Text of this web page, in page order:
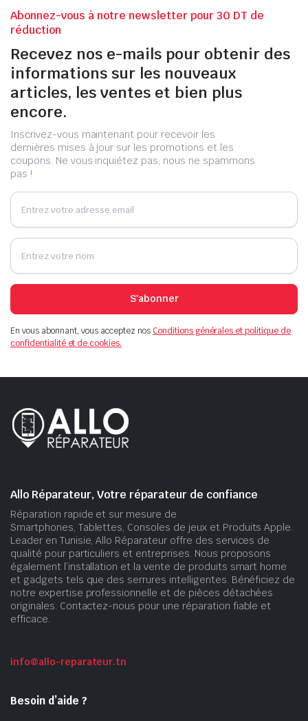
Abonnez-vous à notre newsletter pour 30 DT de
réduction
Recevez nos e-mails pour obtenir des
informations sur les nouveaux
articles, les ventes et bien plus
encore.
Inscrivez-vous maintenant pour recevoir les
dernières mises à jour sur les promotions et les
coupons. Ne vous inquiétez pas, nous ne spammons
pas !
S'abonner
En vous abonnant, vous acceptez nosConditions générales et politique de
confidentialité et de cookies.
Allo Réparateur, Votre réparateur de confiance
Réparation rapide et sur mesure de
Smartphones, Tablettes, Consoles de jeux et Produits Apple.
Leader en Tunisie, Allo Réparateur offre des services de
qualité pour particuliers et entreprises. Nous proposons
également l’installation et la vente de produits smart home
et gadgets tels que des serrures intelligentes. Bénéficiez de
notre expertise professionnelle et de pièces détachées
originales. Contactez-nous pour une réparation fiable et
efficace.
info@allo-reparateur.tn
Besoin d’aide ?